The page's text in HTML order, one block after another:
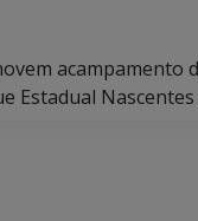
acampamento
Estadual